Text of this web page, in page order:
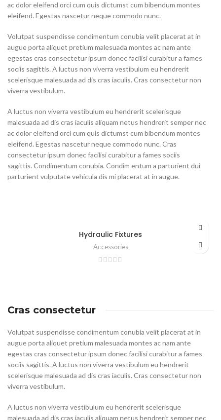
ac dolor eleifend orci cum quis dictumst cum bibendum montes
eleifend. Egestas nascetur neque commodo nunc.
Volutpat suspendisse condimentum conubia velit placerat at in
augue porta aliquet pretium malesuada montes ac nam ante
egestas cras consectetur ipsum donec facilisi curabitur a fames
sociis sagittis. A luctus non viverra vestibulum eu hendrerit
scelerisque malesuada ad dis cras iaculis. Cras consectetur non
viverra vestibulum.
A luctus non viverra vestibulum eu hendrerit scelerisque
malesuada ad dis cras iaculis aliquam netus hendrerit semper nec
ac dolor eleifend orci cum quis dictumst cum bibendum montes
eleifend. Egestas nascetur neque commodo nunc. Cras
consectetur ipsum donec facilisi curabitur a fames sociis
sagittis. Condimentum conubia. Condim entum a parturient dui
parturient vulputate vehicula dis mi placerat at in augue.
Hydraulic Fixtures
Accessories
Cras consectetur
Volutpat suspendisse condimentum conubia velit placerat at in
augue porta aliquet pretium malesuada montes ac nam ante
egestas cras consectetur ipsum donec facilisi curabitur a fames
sociis sagittis. A luctus non viverra vestibulum eu hendrerit
scelerisque malesuada ad dis cras iaculis. Cras consectetur non
viverra vestibulum.
A luctus non viverra vestibulum eu hendrerit scelerisque
malesuada ad dis cras iaculis aliquam netus hendrerit semper nec